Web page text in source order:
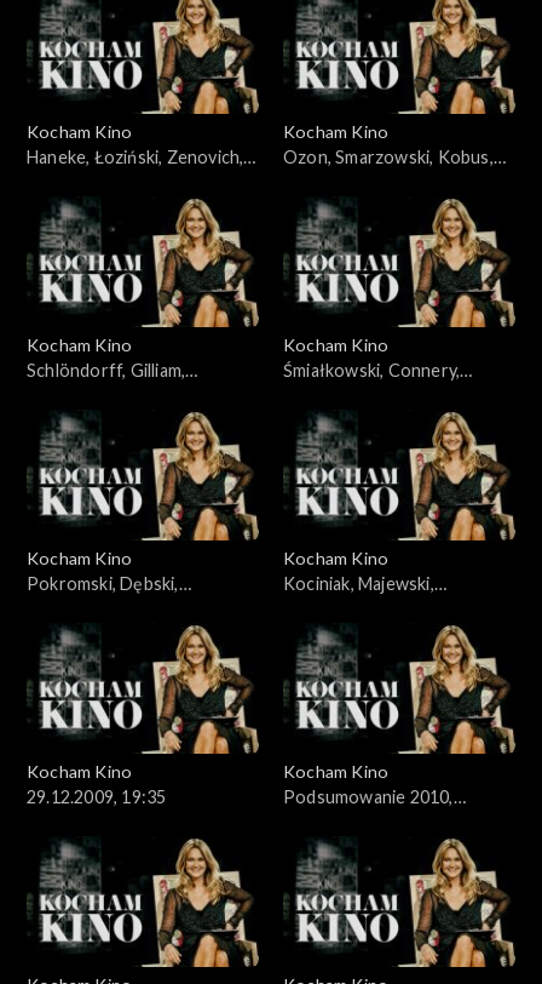
Kocham Kino
Haneke, Łoziński, Zenovich,
Kocham Kino
Ozon, Smarzowski, Kobus,
Kocham Kino
Schlöndorff, Gilliam,
Kocham Kino
Śmiałkowski, Connery,
Kocham Kino
Pokromski, Dębski,
Kocham Kino
Kociniak, Majewski,
Kocham Kino
29.12.2009, 19:35
Kocham Kino
Podsumowanie 2010,